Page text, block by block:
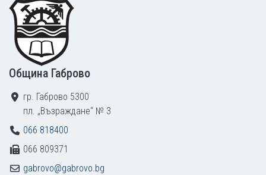
Община Габрово
гр. Габрово 5300
пл. „Възраждане“ № 3
066 818400
066 809371
gabrovo@gabrovo.bg